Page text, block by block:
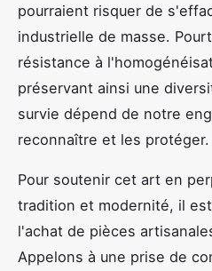
pourraient risquer de
industrielle de masse.
résistance à
préservant ainsi une
survie dépend de notre
reconnaître et les protéger.
Pour soutenir cet art en
tradition et modernité, il
l'achat de pièces
Appelons à une prise de